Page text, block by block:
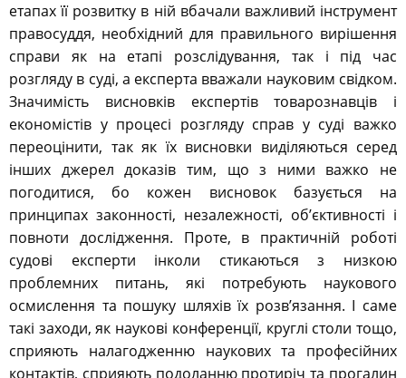
етапах її розвитку в ній вбачали важливий інструмент
правосуддя, необхідний для правильного вирішення
справи як на етапі розслідування, так і під час
розгляду в суді, а експерта вважали науковим свідком.
Значимість висновків експертів товарознавців і
економістів у процесі розгляду справ у суді важко
переоцінити, так як їх висновки виділяються серед
інших джерел доказів тим, що з ними важко не
погодитися, бо кожен висновок базується на
принципах законності, незалежності, об’єктивності і
повноти дослідження. Проте, в практичній роботі
судові експерти інколи стикаються з низкою
проблемних питань, які потребують наукового
осмислення та пошуку шляхів їх розв’язання. І саме
такі заходи, як наукові конференції, круглі столи тощо,
сприяють налагодженню наукових та професійних
контактів, сприяють подоланню протиріч та прогалин